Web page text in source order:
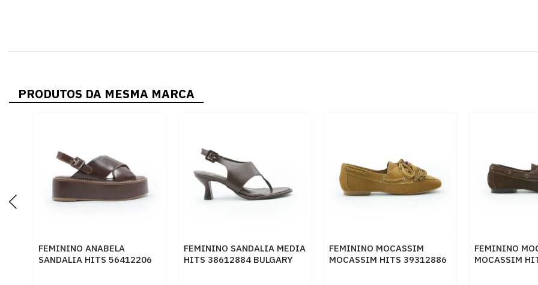
PRODUTOS DA MESMA MARCA
FEMININO ANABELA
SANDALIA HITS 56412206
FEMININO SANDALIA MEDIA
HITS 38612884 BULGARY
FEMININO MOCASSIM
MOCASSIM HITS 39312886
FEMININO
MOCASSIM